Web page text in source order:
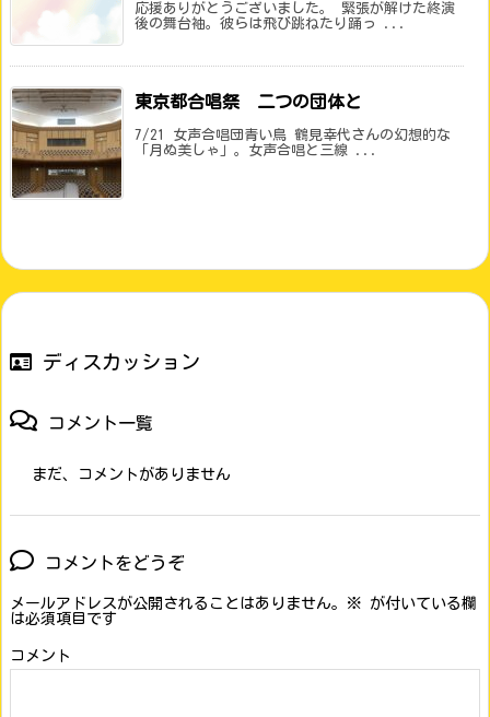
応援ありがとうございました。 緊張が解けた終演
後の舞台袖。彼らは飛び跳ねたり踊っ ...
東京都合唱祭 二つの団体と
7/21 女声合唱団青い鳥 鶴見幸代さんの幻想的な
「月ぬ美しゃ」。女声合唱と三線 ...
ディスカッション
コメント一覧
まだ、コメントがありません
コメントをどうぞ
メールアドレスが公開されることはありません。 ※ が付いている欄
は必須項目です
コメント